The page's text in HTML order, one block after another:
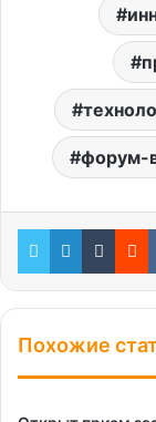
форум-
TwitterLinkedIn
Похожие